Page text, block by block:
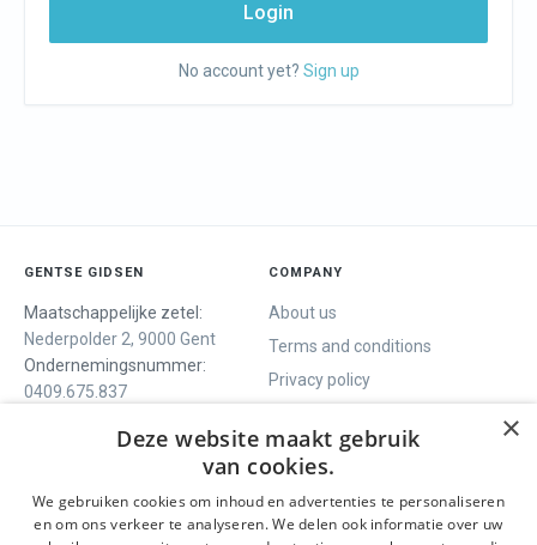
Login
No account yet? Sign up
GENTSE GIDSEN
Maatschappelijke zetel:
Nederpolder 2, 9000 Gent
Ondernemingsnummer:
0409.675.837
COMPANY
About us
Terms and conditions
Privacy policy
WE OFFER SOCIALS
×
Deze website maakt gebruik
van cookies.
We gebruiken cookies om inhoud en advertenties te personaliseren
en om ons verkeer te analyseren. We delen ook informatie over uw